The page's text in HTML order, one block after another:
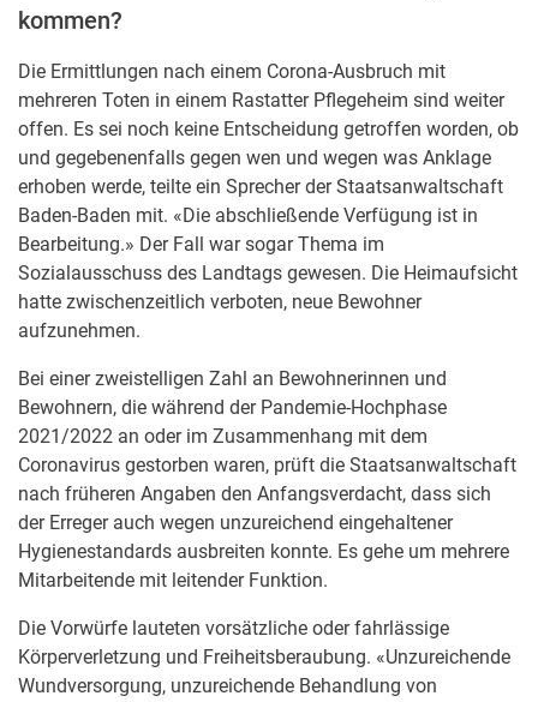
kommen?
Die Ermittlungen nach einem Corona-Ausbruch mit
mehreren Toten in einem Rastatter Pflegeheim sind weiter
offen. Es sei noch keine Entscheidung getroffen worden, ob
und gegebenenfalls gegen wen und wegen was Anklage
erhoben werde, teilte ein Sprecher der Staatsanwaltschaft
Baden-Baden mit. «Die abschließende Verfügung ist in
Bearbeitung.» Der Fall war sogar Thema im
Sozialausschuss des Landtags gewesen. Die Heimaufsicht
hatte zwischenzeitlich verboten, neue Bewohner
aufzunehmen.
Bei einer zweistelligen Zahl an Bewohnerinnen und
Bewohnern, die während der Pandemie-Hochphase
2021/2022 an oder im Zusammenhang mit dem
Coronavirus gestorben waren, prüft die Staatsanwaltschaft
nach früheren Angaben den Anfangsverdacht, dass sich
der Erreger auch wegen unzureichend eingehaltener
Hygienestandards ausbreiten konnte. Es gehe um mehrere
Mitarbeitende mit leitender Funktion.
Die Vorwürfe lauteten vorsätzliche oder fahrlässige
Körperverletzung und Freiheitsberaubung. «Unzureichende
Wundversorgung, unzureichende Behandlung von